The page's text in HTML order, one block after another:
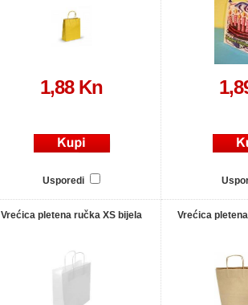
1,88 Kn
Usporedi
Vrećica pletena ručka XS bijela Vrećica